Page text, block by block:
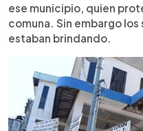
ese municipio, quien
comuna. Sin embargo
estaban brindando.